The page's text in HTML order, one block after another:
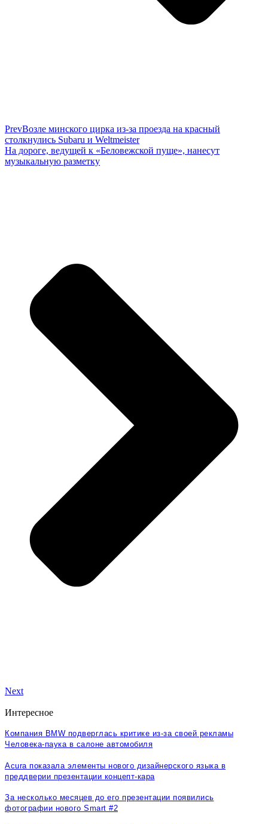
PrevВозле минского цирка из-за проезда на красный
столкнулись Subaru и Weltmeister
На дороге, ведущей к «Беловежской пуще», нанесут
музыкальную разметку
Next
Интересное
Компания BMW подверглась критике из-за своей рекламы
Человека-паука в салоне автомобиля
Acura показала элементы нового дизайнерского языка в
преддверии презентации концепт-кара
За несколько месяцев до его презентации появились
фотографии нового Smart #2